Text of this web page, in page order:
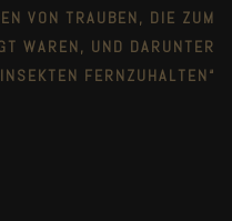
VON TRAUBEN, DIE ZUM
WAREN, UND DARUNTER
FERNZUHALTEN“